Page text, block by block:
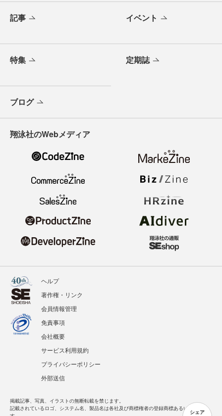
シェア
記事 イベント
特集 定期誌
ブログ
翔泳社のWebメディア
ヘルプ
著作権・リンク
会員情報管理
免責事項
会社概要
サービス利用規約
プライバシーポリシー
外部送信
掲載記事、写真、イラストの無断転載を禁じます。
記載されているロゴ、システム名、製品名は各社及び商標権者の登録商標あるいは商標で